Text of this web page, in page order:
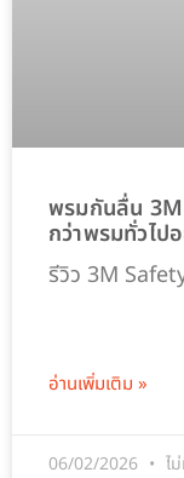
พรมกันลื่น
กว่าพรมทั่วไป
รีวิว 3M
อ่านเพิ่มเติม »
06/02/2026 ไ